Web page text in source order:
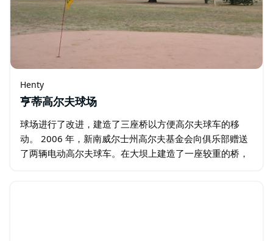
Henty
亨蒂高尔夫球场
球场进行了改进，建造了三座桥以方便高尔夫球车的移
动。 2006 年，新南威尔士州高尔夫基金会向俱乐部赠送
了两辆电动高尔夫球车。在大坝上建造了一座较重的桥，